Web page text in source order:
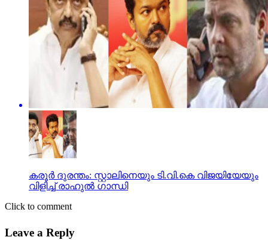
കരൂര്‍ ദുരന്തം: സ്റ്റാലിനെയും ടി.വി.കെ വിജയിയേയും
വിളിച്ച് രാഹുല്‍ ഗാന്ധി
Click to comment
Leave a Reply